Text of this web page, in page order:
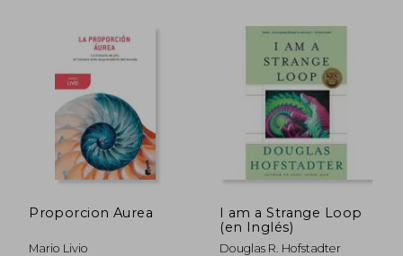
Proporcion Aurea
Mario Livio
I am a Strange Loop
(en Inglés)
Douglas R. Hofstadter